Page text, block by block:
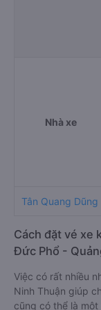
Nhà xe
Tân Quang Dũng
Cách đặt vé xe
Đức Phổ -
Việc có rất nhiều
Ninh Thuận giúp
cũng có thể là